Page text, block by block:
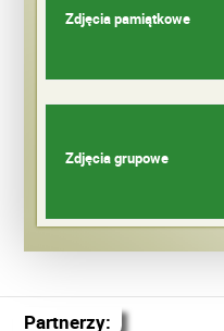
Zdjęcia pamiątkowe
Zdjęcia grupowe
Partnerzy: